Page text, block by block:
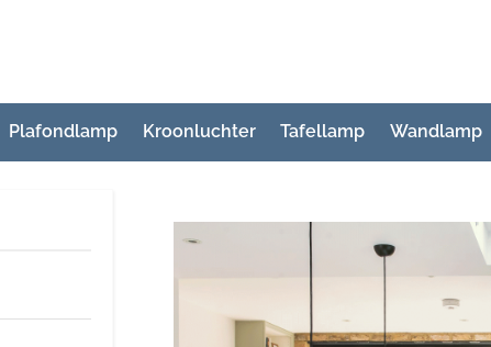
Plafondlamp Kroonluchter Tafellamp Wandlamp